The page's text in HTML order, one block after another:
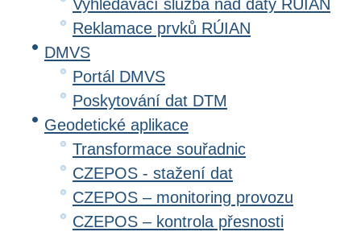
Vyhledávací služba nad daty RÚIAN
Reklamace prvků RÚIAN
DMVS
Portál DMVS
Poskytování dat DTM
Geodetické aplikace
Transformace souřadnic
CZEPOS - stažení dat
CZEPOS – monitoring provozu
CZEPOS – kontrola přesnosti